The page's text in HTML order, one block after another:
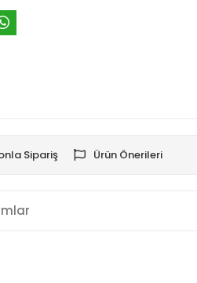
Sipariş Ürün Önerileri